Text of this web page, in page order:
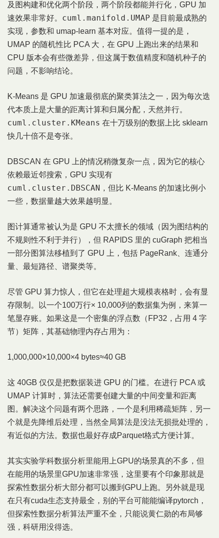
及图构建和优化两个阶段，两个阶段都能并行化，GPU 加
速效果非常好。 cuml.manifold.UMAP 是目前最成熟的
实现，参数和 umap-learn 基本对应。值得一提的是，
UMAP 的随机性比 PCA 大，在 GPU 上跑出来的结果和
CPU 版本会有些微差异，但这属于数值精度和随机种子的
问题，不影响结论。
K-Means 是 GPU 加速最彻底的聚类算法之一，因为每次迭
代本质上是大量的距离计算和归属分配，天然并行。
cuml.cluster.KMeans 在十万级别的数据上比 sklearn
快几十倍不是夸张。
DBSCAN 在 GPU 上的情况稍微复杂一点，因为它的核心
依赖最近邻搜索，GPU 实现有
cuml.cluster.DBSCAN ，但比 K-Means 的加速比例小
一些，数据量越大效果越明显。
图计算通常被认为是 GPU 不太擅长的领域（因为图结构的
不规则性不利于并行），但 RAPIDS 里的 cuGraph 把相当
一部分图算法移植到了 GPU 上，包括 PageRank、连通分
量、最短路径、谱聚类等。
尽管 GPU 算力惊人，但它在处理超大规模表格时，会有显
存限制。以一个100万行× 10,000列的数据集为例，来算一
笔显存账。如果这是一个密集的浮点数（FP32，占用 4 字
节）矩阵，其基础物理内存占用为：
1,000,000×10,000×4 bytes≈40 GB
这 40GB 仅仅是把数据装进 GPU 的门槛。在进行 PCA 或
UMAP 计算时，算法还需要创建大量的中间变量和距离
图。解决这个问题有两个思路，一个是利用稀疏矩阵，另一
个就是先降维后处理，当然全局算法是没法无损批处理的，
有近似的方法。数据也最好存成Parquet格式方便计算。
其实实验学科数据分析里能用上GPU的场景真的不多，但
在能用的场景里GPU加速非常强，这里要有个印象那就是
探索性数据分析大部分都可以搬到GPU上跑。另外就是现
在只有cuda生态支持最全，别的平台可能能编译pytorch，
但探索性数据分析算法严重不全，只能说黄仁勋的布局够
强，科研用没得选。